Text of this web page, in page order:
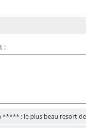
:
***** : le plus beau resort